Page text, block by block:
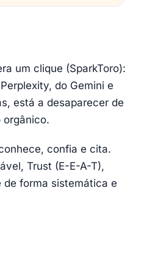
um clique (SparkToro):
do Gemini e
está a desaparecer de
orgânico.
confia e cita.
Trust (E-E-A-T),
forma sistemática e